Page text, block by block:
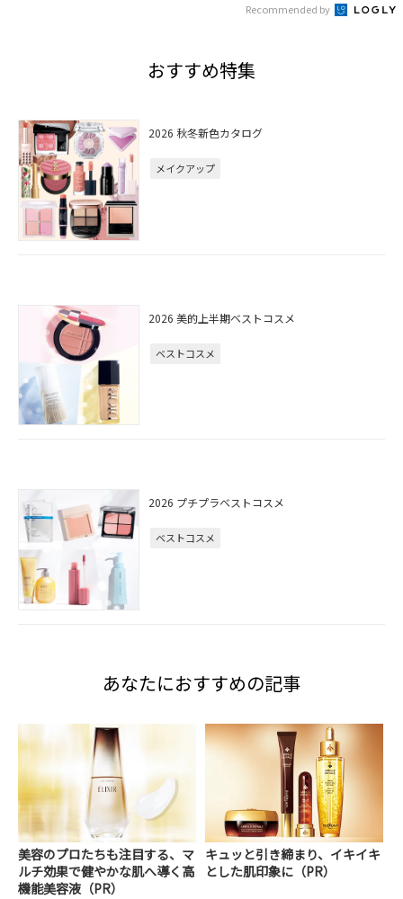
Recommended by
おすすめ特集
2026 秋冬新色カタログ
メイクアップ
2026 美的上半期ベストコスメ
ベストコスメ
2026 プチプラベストコスメ
ベストコスメ
あなたにおすすめの記事
美容のプロたちも注目する、マ
ルチ効果で健やかな肌へ導く高
機能美容液（PR）
キュッと引き締まり、イキイキ
とした肌印象に（PR）